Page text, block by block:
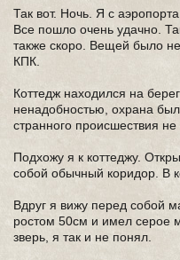
Так вот. Ночь. Я с
Все пошло очень удачно.
также скоро. Вещей было
КПК.
Коттедж находился на
ненадобностью, охрана
странного происшествия не
Подхожу я к коттеджу.
собой обычный коридор. В
Вдруг я вижу перед собой
ростом 50см и имел серое
зверь, я так и не понял.